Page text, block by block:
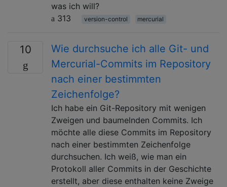
was ich will?
313
version-control mercurial
10
Wie durchsuche ich alle Git- und
Mercurial-Commits im Repository
nach einer bestimmten
Zeichenfolge?
Ich habe ein Git-Repository mit wenigen
Zweigen und baumelnden Commits. Ich
möchte alle diese Commits im Repository
nach einer bestimmten Zeichenfolge
durchsuchen. Ich weiß, wie man ein
Protokoll aller Commits in der Geschichte
erstellt, aber diese enthalten keine Zweige